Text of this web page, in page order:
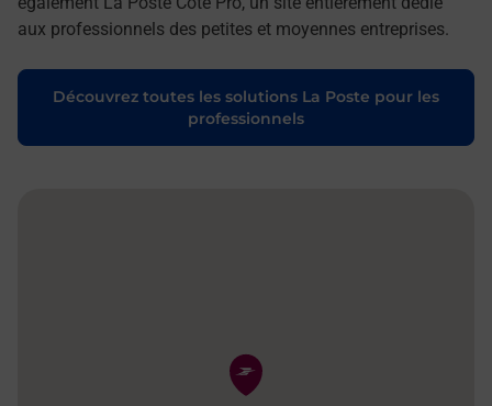
aux professionnels des petites et moyennes entreprises.
Découvrez toutes les solutions La Poste pour les
professionnels
Pin de la carte